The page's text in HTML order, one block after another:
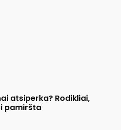
atsiperka? Rodikliai,
pamiršta